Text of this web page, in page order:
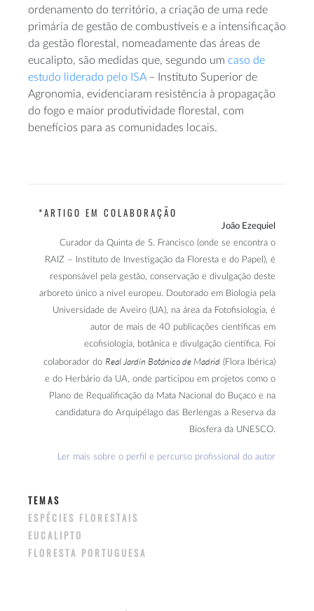
ordenamento do território, a criação de uma rede
primária de gestão de combustíveis e a intensificação
da gestão florestal, nomeadamente das áreas de
eucalipto, são medidas que, segundo um caso de
estudo liderado pelo ISA– Instituto Superior de
Agronomia, evidenciaram resistência à propagação
do fogo e maior produtividade florestal, com
benefícios para as comunidades locais.
*ARTIGO EM COLABORAÇÃO
João Ezequiel
Curador da Quinta de S. Francisco (onde se encontra o
RAIZ – Instituto de Investigação da Floresta e do Papel), é
responsável pela gestão, conservação e divulgação deste
arboreto único a nível europeu. Doutorado em Biologia pela
Universidade de Aveiro (UA), na área da Fotofisiologia, é
autor de mais de 40 publicações científicas em
ecofisiologia, botânica e divulgação científica. Foi
colaborador do Real Jardín Botánico de Madrid (Flora Ibérica)
e do Herbário da UA, onde participou em projetos como o
Plano de Requalificação da Mata Nacional do Buçaco e na
candidatura do Arquipélago das Berlengas a Reserva da
Biosfera da UNESCO.
Ler mais sobre o perfil e percurso profissional do autor
TEMAS
ESPÉCIES FLORESTAIS
EUCALIPTO
FLORESTA PORTUGUESA